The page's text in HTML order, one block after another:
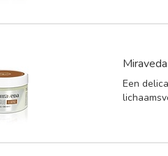
Een